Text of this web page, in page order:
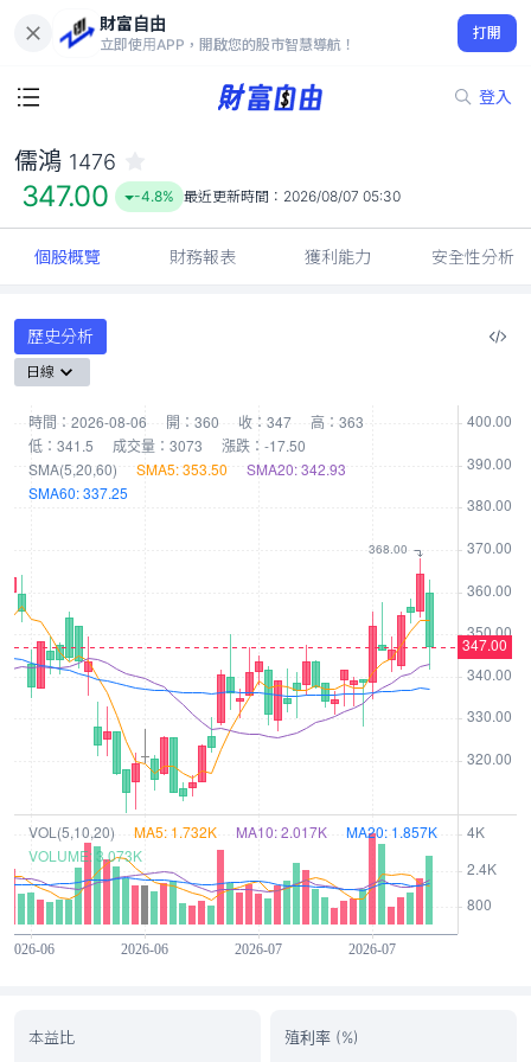
財富自由
立即使用APP，開啟您的股市智慧導航！
打開
登入
347.00
-4.8%
儒鴻 1476
347.00 -4.8% 最近更新時間： 2026/08/07 05:30
個股概覽 財務報表 獲利能力 安全性分析
歷史分析
日線
本益比 殖利率 (%)